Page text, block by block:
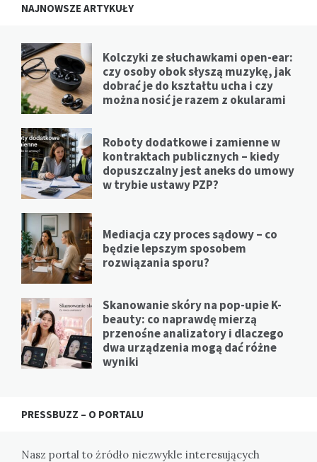
NAJNOWSZE ARTYKUŁY
Kolczyki ze słuchawkami open-ear:
czy osoby obok słyszą muzykę, jak
dobrać je do kształtu ucha i czy
można nosić je razem z okularami
Roboty dodatkowe i zamienne w
kontraktach publicznych – kiedy
dopuszczalny jest aneks do umowy
w trybie ustawy PZP?
Mediacja czy proces sądowy – co
będzie lepszym sposobem
rozwiązania sporu?
Skanowanie skóry na pop-upie K-
beauty: co naprawdę mierzą
przenośne analizatory i dlaczego
dwa urządzenia mogą dać różne
wyniki
PRESSBUZZ – O PORTALU
Nasz portal to źródło niezwykle interesujących